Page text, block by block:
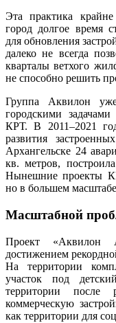
Эта практика
город долгое время
для обновления
далеко не всегда
кварталы ветхого
не способно решить
Группа Аквилон
городскими
КРТ. В 2011–2021
развития
Архангельске 24
кв. метров,
Нынешние проекты
но в большем
Масштабной
Проект «Аквилон
достижением
На территории
участок под
территории
коммерческую
как территории для